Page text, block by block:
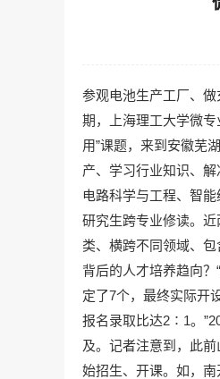
参观电池生产工厂、
期，上海理工大学微专
用”课题，来到安徽芜
产、学习行业知识、
电路科学与工程、智
研究生跨专业修读。
类、横跨不同领域、
背后的人才培养趋向
定了7个，最终实际开
报名录取比达2∶1。
及。记者注意到，此
始招生、开课。如，